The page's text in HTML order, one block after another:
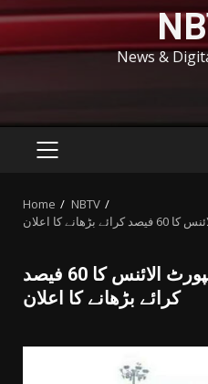
News &
PRIMARY
Home
NBTV
کا اعلان
پاکستان گڈز ٹرانسپورٹ الائنس کا 60 فیصد
کرائے بڑھانے کا اعلان